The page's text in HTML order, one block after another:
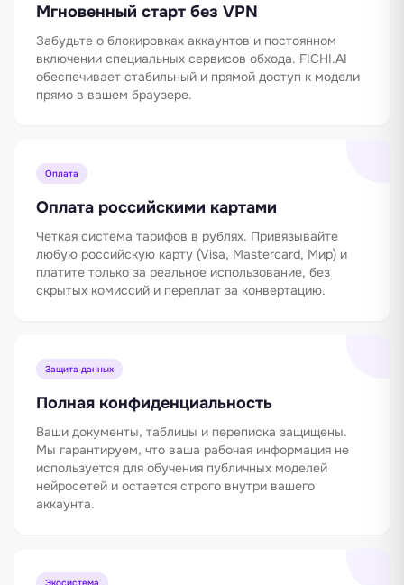
Мгновенный старт без VPN
Забудьте о блокировках аккаунтов и постоянном
включении специальных сервисов обхода. FICHI.AI
обеспечивает стабильный и прямой доступ к модели
прямо в вашем браузере.
Оплата
Оплата российскими картами
Четкая система тарифов в рублях. Привязывайте
любую российскую карту (Visa, Mastercard, Мир) и
платите только за реальное использование, без
скрытых комиссий и переплат за конвертацию.
Защита данных
Полная конфиденциальность
Ваши документы, таблицы и переписка защищены.
Мы гарантируем, что ваша рабочая информация не
используется для обучения публичных моделей
нейросетей и остается строго внутри вашего
аккаунта.
Экосистема